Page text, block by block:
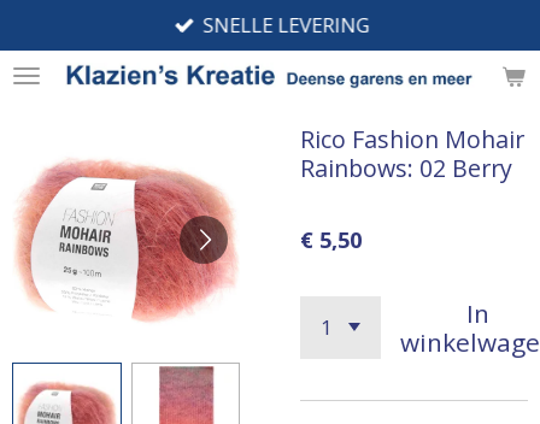
direct
naar
SNELLE LEVERING
Rico Fashion Mohair
Rainbows: 02 Berry
€ 5,50
In